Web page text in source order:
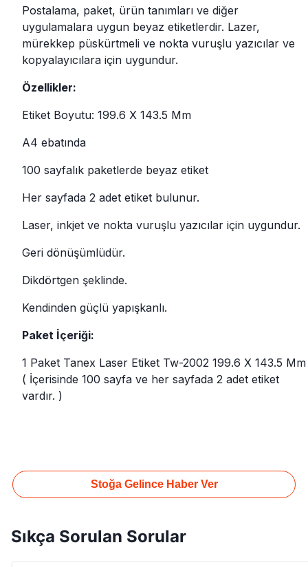
Postalama, paket, ürün tanımları ve diğer
uygulamalara uygun beyaz etiketlerdir. Lazer,
mürekkep püskürtmeli ve nokta vuruşlu yazıcılar ve
kopyalayıcılara için uygundur.
Özellikler:
Etiket Boyutu: 199.6 X 143.5 Mm
A4 ebatında
100 sayfalık paketlerde beyaz etiket
Her sayfada 2 adet etiket bulunur.
Laser, inkjet ve nokta vuruşlu yazıcılar için uygundur.
Geri dönüşümlüdür.
Dikdörtgen şeklinde.
Kendinden güçlü yapışkanlı.
Paket İçeriği:
1 Paket Tanex Laser Etiket Tw-2002 199.6 X 143.5 Mm
( İçerisinde 100 sayfa ve her sayfada 2 adet etiket
vardır. )
Stoğa Gelince Haber Ver
Sıkça Sorulan Sorular